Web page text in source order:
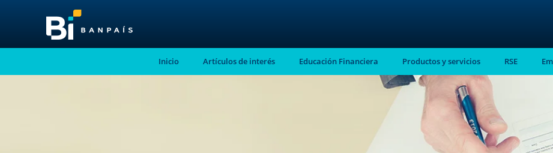
Inicio Artículos de interés Educación Financiera Productos y servicios RSE